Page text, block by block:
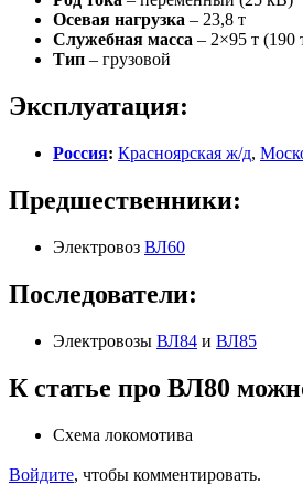
Осевая нагрузка – 23,8 т
Служебная масса – 2×95 т (190
Тип – грузовой
Эксплуатация:
Россия: Красноярская ж/д,
Предшественники:
Электровоз ВЛ60
Последователи:
Электровозы ВЛ84 и ВЛ85
К статье про ВЛ80
Схема локомотива
Войдите, чтобы комментировать.